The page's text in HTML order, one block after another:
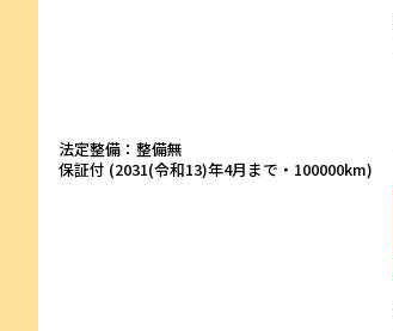
法定整備：整備無
保証付 (2031(令和13)年4月まで・100000km)